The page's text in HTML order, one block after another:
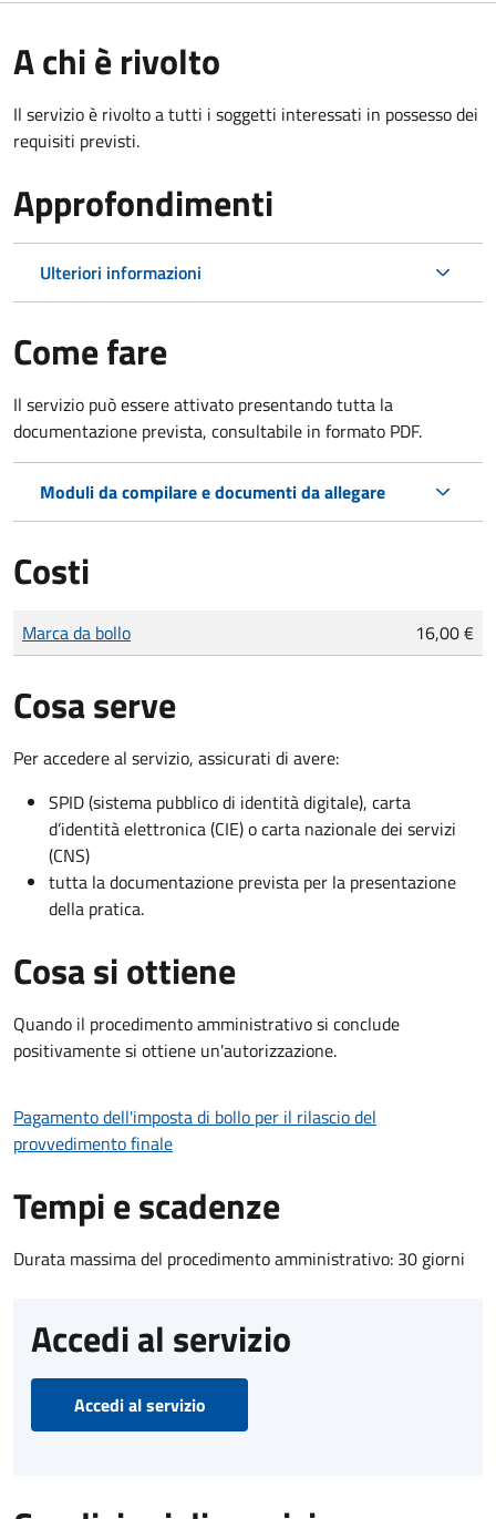
A chi è rivolto
Il servizio è rivolto a tutti i soggetti interessati in possesso dei
requisiti previsti.
Approfondimenti
Ulteriori informazioni
Come fare
Il servizio può essere attivato presentando tutta la
documentazione prevista, consultabile in formato PDF.
Moduli da compilare e documenti da allegare
Costi
Tipo di pagamento
Importo
Marca da bollo 16,00 €
Cosa serve
Per accedere al servizio, assicurati di avere:
SPID (sistema pubblico di identità digitale), carta
d’identità elettronica (CIE) o carta nazionale dei servizi
(CNS)
tutta la documentazione prevista per la presentazione
della pratica.
Cosa si ottiene
Quando il procedimento amministrativo si conclude
positivamente si ottiene un'autorizzazione.
Pagamento dell'imposta di bollo per il rilascio del
provvedimento finale
Tempi e scadenze
Durata massima del procedimento amministrativo: 30 giorni
Accedi al servizio
Accedi al servizio